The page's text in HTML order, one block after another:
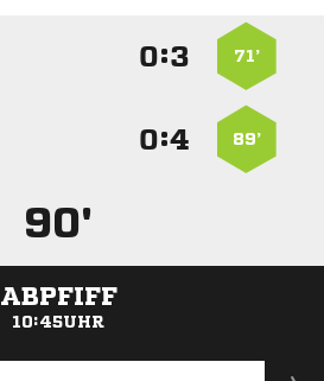
71’
:
89’
:
90'
ABPFIFF
10:45UHR
ANZEIGE